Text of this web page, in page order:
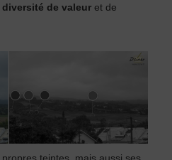
diversité de valeur et de
teintes, mais aussi ses